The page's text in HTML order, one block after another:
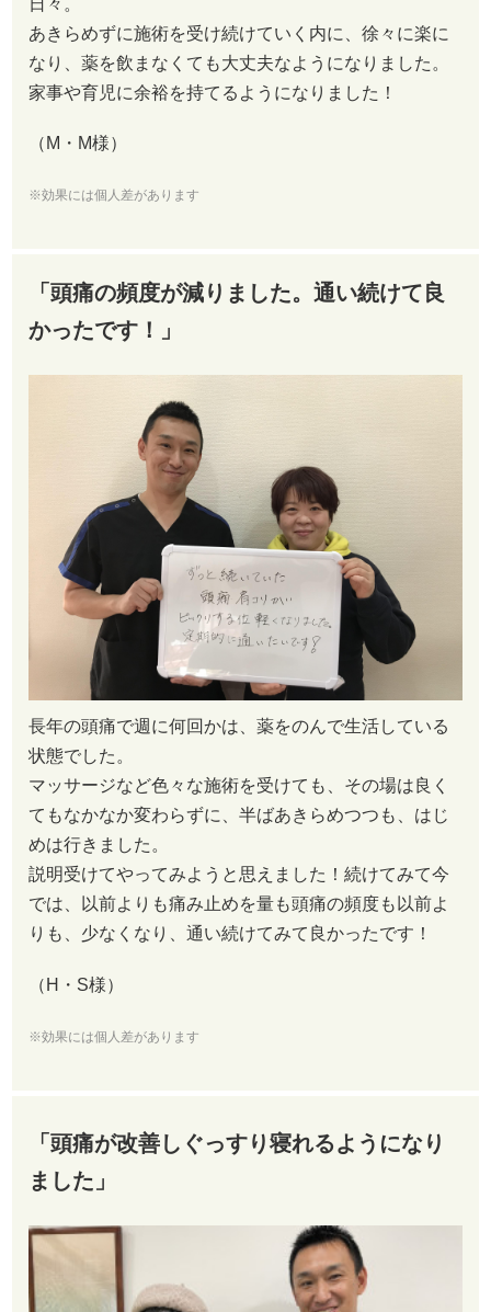
あきらめずに施術を受け続けていく内に、徐々に楽に
なり、薬を飲まなくても大丈夫なようになりました。
家事や育児に余裕を持てるようになりました！
（M・M様）
※効果には個人差があります
「頭痛の頻度が減りました。通い続けて良
かったです！」
長年の頭痛で週に何回かは、薬をのんで生活している
状態でした。
マッサージなど色々な施術を受けても、その場は良く
てもなかなか変わらずに、半ばあきらめつつも、はじ
めは行きました。
説明受けてやってみようと思えました！続けてみて今
では、以前よりも痛み止めを量も頭痛の頻度も以前よ
りも、少なくなり、通い続けてみて良かったです！
（H・S様）
※効果には個人差があります
「頭痛が改善しぐっすり寝れるようになり
ました」